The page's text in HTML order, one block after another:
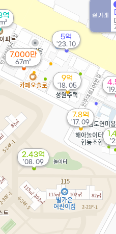
억
7,000만
67m²
5억
'23. 10
9억
'18. 05
7.8억
'17. 09
실거래
2.43억
'08. 09